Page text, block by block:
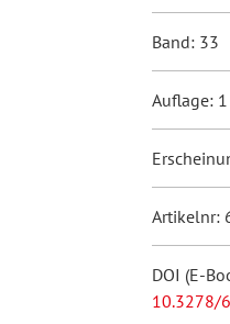
Band: 33
Auflage: 1
Artikelnr:
DOI (E-
10.3278/